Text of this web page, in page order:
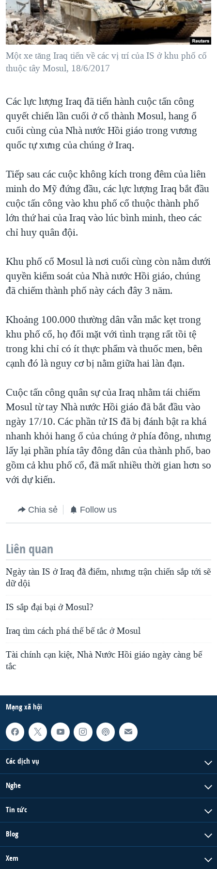
"Tìm"NGƯỜI VIỆT HẢI NGOẠI
ĐỜI SỐNG
KINH TẾ
KHOA HỌC
VĂN HOÁ
THỂ THAO
GIÁO DỤC
TẠI
HÀNH TRÌNH BẦU CỬ 2024
MỘT NĂM CHIẾN TRANH TẠI DẢI GAZA
GIẢI MÃ VÀNH ĐAI & CON ĐƯỜNG
NGÀY TỊ NẠN THẾ GIỚI
GROUND ZERO – XƯA VÀ NAY
CHI PHÍ CHIẾN TRANH AFGHANISTAN
CÁC GIÁ TRỊ CỘNG HÒA Ở VIỆT NAM
TRỊNH VĨNH BÌNH VS. CHÍNH PHỦ VIỆT NAM
NGƯ DÂN VIỆT VÀ LÀN SÓNG TRỘM HẢI SÂM
QUAN HỆ VIỆT MỸ
VIDEO
NGHE
MẠNG XÃ HỘI
Ngôn ngữ khác
Một xe tăng Iraq tiến về các vị trí của IS ở khu phố cố
thuộc tây Mosul, 18/6/2017
Các lực lượng Iraq đã tiến hành cuộc tấn công
quyết chiến lần cuối ở cổ thành Mosul, hang ổ
cuối cùng của Nhà nước Hồi giáo trong vương
quốc tự xưng của chúng ở Iraq.
Tiếp sau các cuộc không kích trong đêm của liên
minh do Mỹ đứng đầu, các lực lượng Iraq bắt đầu
cuộc tấn công vào khu phố cổ thuộc thành phố
lớn thứ hai của Iraq vào lúc bình minh, theo các
chỉ huy quân đội.
Khu phố cổ Mosul là nơi cuối cùng còn nằm dưới
quyền kiểm soát của Nhà nước Hồi giáo, chúng
đã chiếm thành phố này cách đây 3 năm.
Khoảng 100.000 thường dân vẫn mắc kẹt trong
khu phố cổ, họ đối mặt với tình trạng rất tồi tệ
trong khi chỉ có ít thực phẩm và thuốc men, bên
cạnh đó là nguy cơ bị nằm giữa hai làn đạn.
Cuộc tấn công quân sự của Iraq nhằm tái chiếm
Mosul từ tay Nhà nước Hồi giáo đã bắt đầu vào
ngày 17/10. Các phần tử IS đã bị đánh bật ra khá
nhanh khỏi hang ổ của chúng ở phía đông, nhưng
lấy lại phần phía tây đông dân của thành phố, bao
gồm cả khu phố cổ, đã mất nhiều thời gian hơn so
với dự kiến.
Chia sẻ Follow us
Liên quan
Ngày tàn IS ở Iraq đã điểm, nhưng trận chiến sắp tới sẽ
dữ dội
IS sắp đại bại ở Mosul?
Iraq tìm cách phá thế bế tắc ở Mosul
Tài chính cạn kiệt, Nhà Nước Hồi giáo ngày càng bế
tắc
Mạng xã hội
Các dịch vụ
Nghe
Tin tức
Blog
Xem